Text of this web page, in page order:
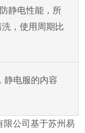
静电性能，所
洗，使用周期比
静电服的内容
限公司基于苏州易